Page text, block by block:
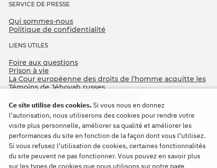
SERVICE DE PRESSE
Qui sommes-nous
Politique de confidentialité
LIENS UTILES
Foire aux questions
Prison à vie
La Cour européenne des droits de l’homme acquitte les
Témoins de Jéhovah russes
Ce site utilise des cookies.Si vous nous en donnez
l’autorisation, nous utiliserons des cookies pour rendre votre
visite plus personnelle, améliorer sa qualité et améliorer les
performances du site en fonction de la façon dont vous l’utilisez.
Si vous refusez l’utilisation de cookies, certaines fonctionnalités
du site peuvent ne pas fonctionner. Vous pouvez en savoir plus
sur les types de cookies que nous utilisons sur notre page